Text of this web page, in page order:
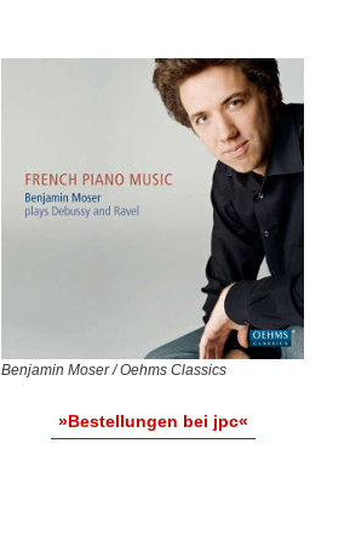
Benjamin Moser / Oehms Classics
»Bestellungen bei jpc«